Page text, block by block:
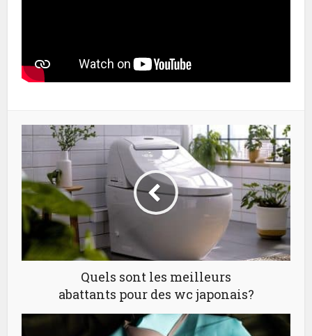
Quels sont les meilleurs
abattants pour des wc japonais?